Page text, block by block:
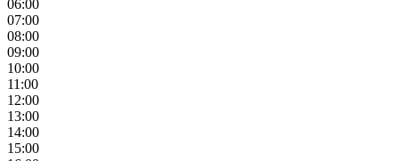
06:00
07:00
08:00
09:00
10:00
11:00
12:00
13:00
14:00
15:00